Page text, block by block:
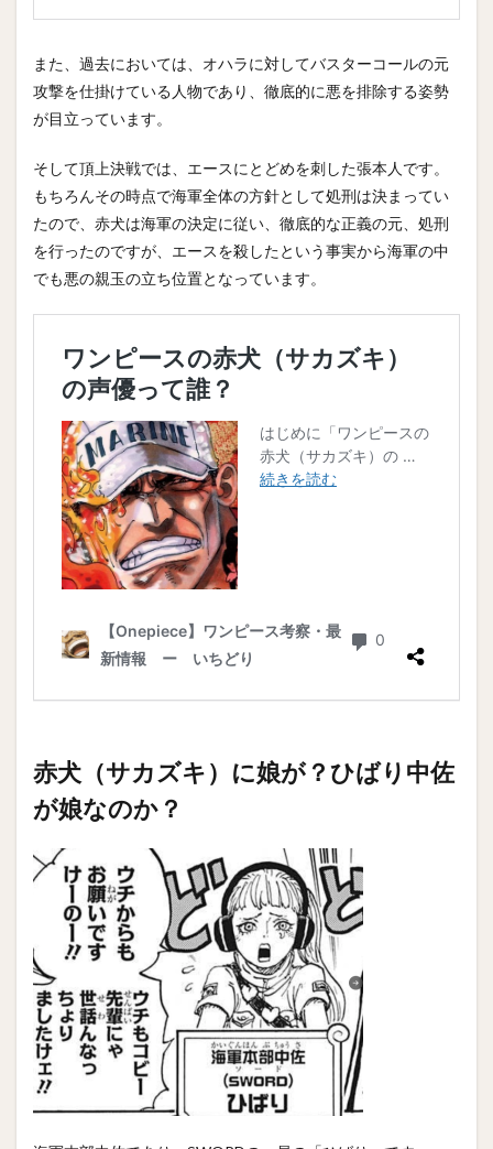
また、過去においては、オハラに対してバスターコールの元
攻撃を仕掛けている人物であり、徹底的に悪を排除する姿勢
が目立っています。
そして頂上決戦では、エースにとどめを刺した張本人です。
もちろんその時点で海軍全体の方針として処刑は決まってい
たので、赤犬は海軍の決定に従い、徹底的な正義の元、処刑
を行ったのですが、エースを殺したという事実から海軍の中
でも悪の親玉の立ち位置となっています。
赤犬（サカズキ）に娘が？ひばり中佐
が娘なのか？